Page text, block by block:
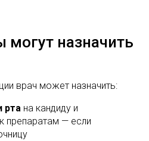
могут назначить
врач может назначить:
рта на кандиду и
препаратам — если